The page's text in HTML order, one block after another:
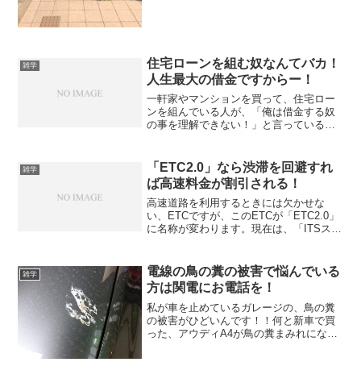
雑学
住宅ローンを組む奴なんてバカ！
人生最大の借金ですからー！
一軒家やマンションを買って、住宅ロー
ンを組んでいる人が、「俺は借金する奴
の事を理解できない！」と言っているの
人生最大の借金ですから（笑）今の世の
中に、「老後破産」「貧困...
雑学
「ETC2.0」なら渋滞を回避すれ
ば高速料金が割引される！
高速道路を利用するときには欠かせな
い、ETCですが、このETCが「ETC2.0」
に名称が変わります。現在は、「ITSスポ
「ETC2.0」と聞くと、ETCの進化版だと
わか...
雑学
電線の鳥の糞の被害で悩んでいる
方は関電にお電話を！
私が車を止めているガレージの、鳥の糞
の被害がひどいんです！！何と新車で買
った、アウディA4が鳥の糞まみれになっ